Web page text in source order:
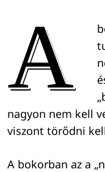
A
nagyon nem kell
viszont törődni
A bokorban az a